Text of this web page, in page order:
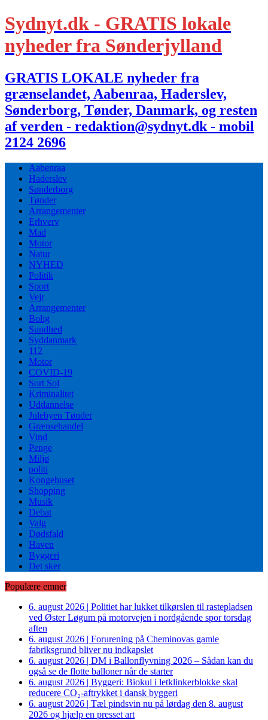
Sydnyt.dk - GRATIS lokale
nyheder fra Sønderjylland
GRATIS LOKALE nyheder fra
grænselandet, Aabenraa, Haderslev,
Sønderborg, Tønder, Danmark, og resten
af verden - redaktion@sydnyt.dk - mobil
2124 2696
Aabenraa
Haderslev
Sønderborg
Tønder
Arrangementer
Erhverv
Mad
Motor
Natur
NYHED
Politik
Sport
Vejr
Arrangementer
Bolig
Sundhed
Syddanmark
112
Motor
COVID-19
Sort Sol
Kriminalitet
Uddannelse
Julebyen Tønder
Grænsehandel
Vind
Penge
Miljø
politi
Kongehuset
Shopping
Musik
Debat
Valg
Dødsfald
Haven
Byggeri
Det sker
Populære emner
6. august 2026 | Politiet har lukket tilkørslen til rastepladsen
ved Øster Løgum på motorvejen i nordgående spor torsdag
aften
6. august 2026 | Forurening på Cheminovas gamle
fabriksgrund bliver nu indkapslet
6. august 2026 | DM i Ballonflyvning 2026 – Sådan kan du
også se de flotte balloner når de starter
6. august 2026 | Byggeri: Biokul i letklinkerblokke skal
reducere CO₂-aftrykket i dansk byggeri
6. august 2026 | Tæl pindsvin nu på lørdag den 8. august
2026 og hjælp en presset art